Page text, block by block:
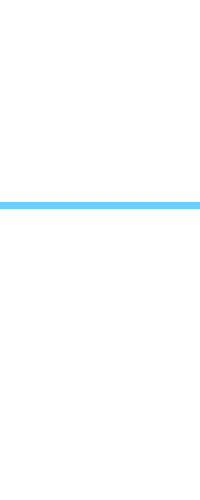
営業時間AM9:00～